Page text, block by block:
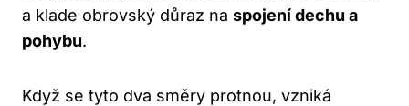
a klade obrovský důraz na spojení dechu a
pohybu.
Když se tyto dva směry protnou, vzniká